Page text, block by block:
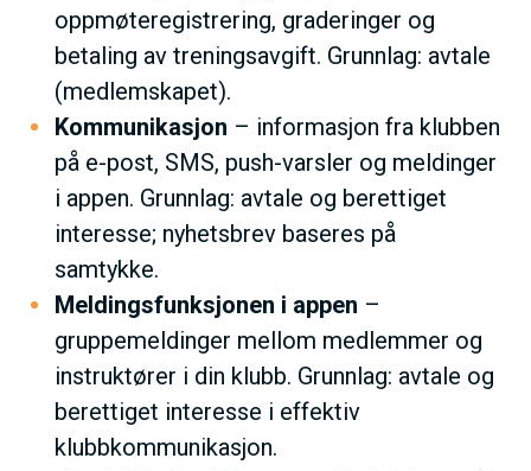
oppmøteregistrering, graderinger og
betaling av treningsavgift. Grunnlag: avtale
(medlemskapet).
Kommunikasjon – informasjon fra klubben
på e-post, SMS, push-varsler og meldinger
i appen. Grunnlag: avtale og berettiget
interesse; nyhetsbrev baseres på
samtykke.
Meldingsfunksjonen i appen –
gruppemeldinger mellom medlemmer og
instruktører i din klubb. Grunnlag: avtale og
berettiget interesse i effektiv
klubbkommunikasjon.